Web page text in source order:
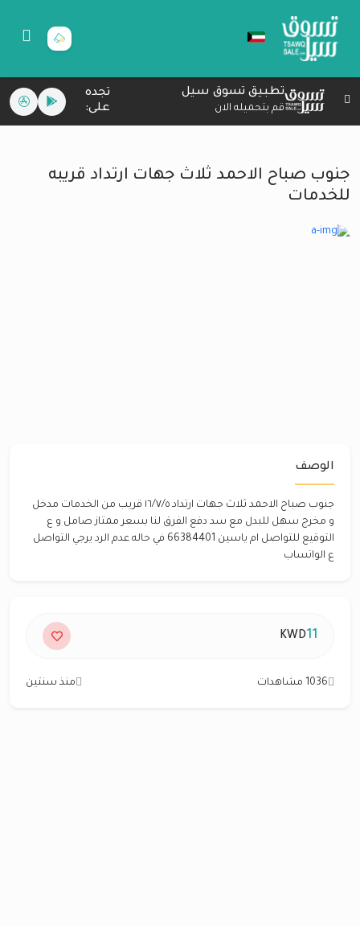
تطبيق تسوق سيل
قم بتحميله الان
تجده
على:
جنوب صباح الاحمد ثلاث جهات ارتداد قريبه
للخدمات
الوصف
جنوب صباح الاحمد ثلاث جهات ارتداد ١٦/٧/٥ قريب من الخدمات مدخل
و مخرج سهل للبدل مع سد دفع الفرق لنا بسعر ممتاز صامل و ع
التوقيع للتواصل ام ياسين 66384401 في حاله عدم الرد يرجي التواصل
ع الواتساب
11
KWD
1036 مشاهدات منذ سنتين